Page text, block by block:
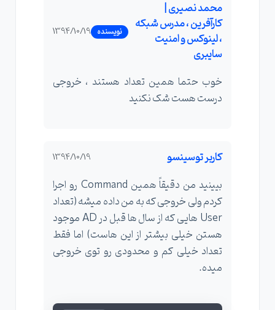
محمد نصیری |
کارآفرین ، مدرس شبکه
، لینوکس و امنیت
سایبری
نویسنده 1394/10/19
خوب حتما همین تعداد هستند ، خروجی
درست هست شک نکنید
کاربر توسینسو 1394/10/19
بیینید من دقیقاً همین Command رو اجرا
کردم ولی خروجی که به من داده میشه (تعداد
User هایی که از سال ها قبل در AD موجود
هستن خیلی بیشتر از این هاست) اما فقط
تعداد خیلی کم و محدودی رو توی خروجی
میده.